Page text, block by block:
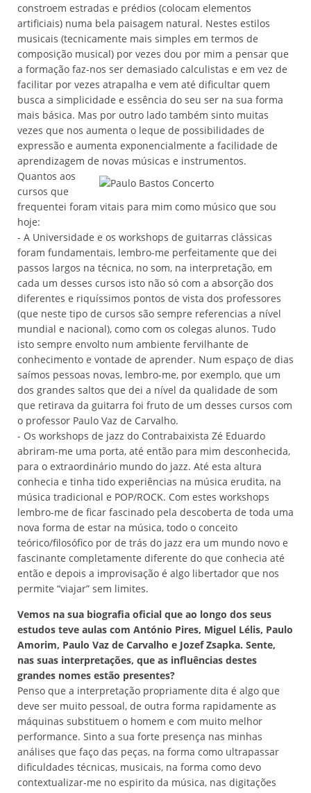
constroem estradas e prédios (colocam elementos
artificiais) numa bela paisagem natural. Nestes estilos
musicais (tecnicamente mais simples em termos de
composição musical) por vezes dou por mim a pensar que
a formação faz-nos ser demasiado calculistas e em vez de
facilitar por vezes atrapalha e vem até dificultar quem
busca a simplicidade e essência do seu ser na sua forma
mais básica. Mas por outro lado também sinto muitas
vezes que nos aumenta o leque de possibilidades de
expressão e aumenta exponencialmente a facilidade de
aprendizagem de novas músicas e instrumentos.
Quantos aos
cursos que
frequentei foram vitais para mim como músico que sou
hoje:
- A Universidade e os workshops de guitarras clássicas
foram fundamentais, lembro-me perfeitamente que dei
passos largos na técnica, no som, na interpretação, em
cada um desses cursos isto não só com a absorção dos
diferentes e riquíssimos pontos de vista dos professores
(que neste tipo de cursos são sempre referencias a nível
mundial e nacional), como com os colegas alunos. Tudo
isto sempre envolto num ambiente fervilhante de
conhecimento e vontade de aprender. Num espaço de dias
saímos pessoas novas, lembro-me, por exemplo, que um
dos grandes saltos que dei a nível da qualidade de som
que retirava da guitarra foi fruto de um desses cursos com
o professor Paulo Vaz de Carvalho.
- Os workshops de jazz do Contrabaixista Zé Eduardo
abriram-me uma porta, até então para mim desconhecida,
para o extraordinário mundo do jazz. Até esta altura
conhecia e tinha tido experiências na música erudita, na
música tradicional e POP/ROCK. Com estes workshops
lembro-me de ficar fascinado pela descoberta de toda uma
nova forma de estar na música, todo o conceito
teórico/filosófico por de trás do jazz era um mundo novo e
fascinante completamente diferente do que conhecia até
então e depois a improvisação é algo libertador que nos
permite “viajar” sem limites.
Vemos na sua biografia oficial que ao longo dos seus
estudos teve aulas com António Pires, Miguel Lélis, Paulo
Amorim, Paulo Vaz de Carvalho e Jozef Zsapka. Sente,
nas suas interpretações, que as influências destes
grandes nomes estão presentes?
Penso que a interpretação propriamente dita é algo que
deve ser muito pessoal, de outra forma rapidamente as
máquinas substituem o homem e com muito melhor
performance. Sinto a sua forte presença nas minhas
análises que faço das peças, na forma como ultrapassar
dificuldades técnicas, musicais, na forma como devo
contextualizar-me no espirito da música, nas digitações